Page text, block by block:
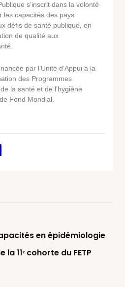
s’inscrit dans la volonté
les capacités des pays
défis de santé publique, en
de qualité aux
par l’Unité d’Appui à la
des Programmes
la santé et de l’hygiène
Fond Mondial.
en épidémiologie
11ᵉ cohorte du FETP